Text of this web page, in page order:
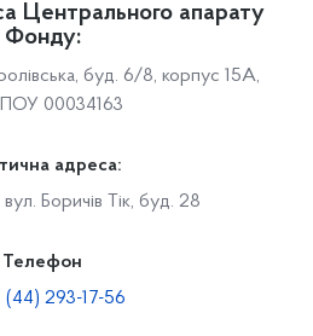
Центрального апарату
Фонду:
буд. 6/8, корпус 15А,
00034163
адреса:
Боричів Тік, буд. 28
Телефон
(44) 293-17-56